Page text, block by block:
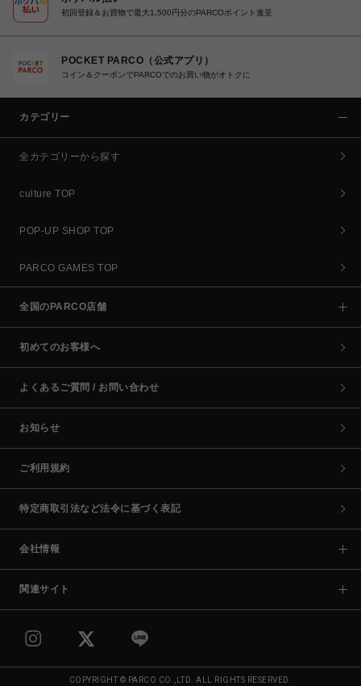
初回登録＆お買物で最大1,500円分のPARCOポイント進呈
POCKET PARCO（公式アプリ）
コイン＆クーポンでPARCOでのお買い物がオトクに
カテゴリー
全カテゴリーから探す
culture TOP
POP-UP SHOP TOP
PARCO GAMES TOP
全国のPARCO店舗
初めてのお客様へ
よくあるご質問 / お問い合わせ
お知らせ
ご利用規約
特定商取引法など法令に基づく表記
会社情報
関連サイト
COPYRIGHT © PARCO CO.,LTD. ALL RIGHTS RESERVED.